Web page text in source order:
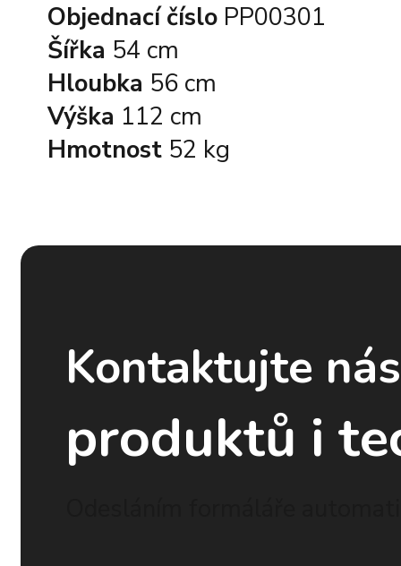
Objednací číslo PP00301
Šířka 54 cm
Hloubka 56 cm
Výška 112 cm
Hmotnost 52 kg
Kontaktujte
produktů i